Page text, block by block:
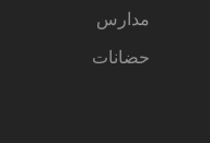
مدارس
حضانات